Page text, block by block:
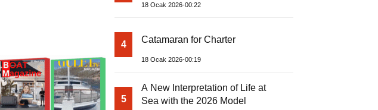
18 Ocak 2026-00:22
4 Catamaran for Charter
18 Ocak 2026-00:19
5
A New Interpretation of Life at
Sea with the 2026 Model